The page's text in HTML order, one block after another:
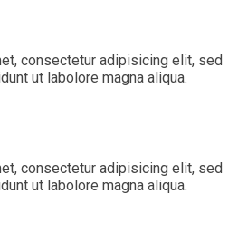
consectetur adipisicing elit, sed
ut labolore magna aliqua.
consectetur adipisicing elit, sed
ut labolore magna aliqua.